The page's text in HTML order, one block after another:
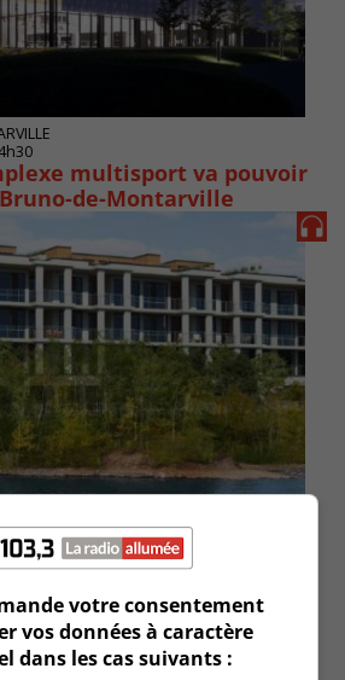
multisport va pouvoir
de-Montarville
à 12h00
le PIIA de la phase 7 du
sur-le-lac
votre consentement
vos données à caractère
dans les cas suivants :